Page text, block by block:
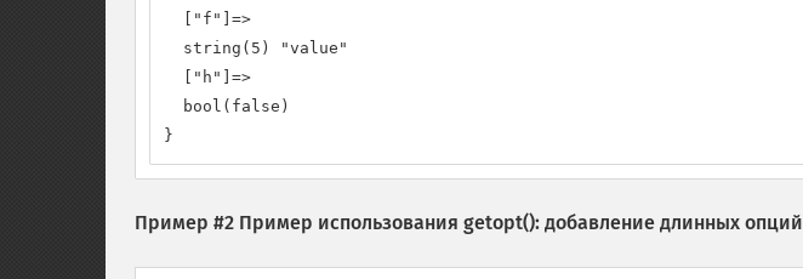
  ["f"]=>
  string(5) "value"
  ["h"]=>
  bool(false)
}
Пример #2 Пример использования getopt(): добавление длинных опций